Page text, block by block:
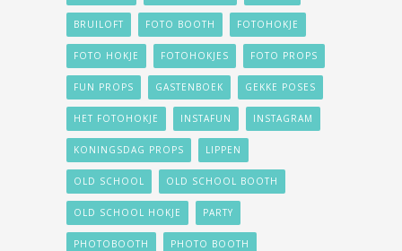
BRUILOFT FOTO BOOTH FOTOHOKJE
FOTO HOKJE FOTOHOKJES FOTO PROPS
FUN PROPS GASTENBOEK GEKKE POSES
HET FOTOHOKJE INSTAFUN INSTAGRAM
KONINGSDAG PROPS LIPPEN
OLD SCHOOL OLD SCHOOL BOOTH
OLD SCHOOL HOKJE PARTY
PHOTOBOOTH PHOTO BOOTH